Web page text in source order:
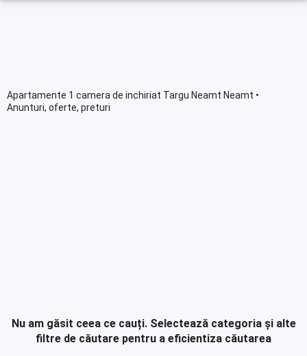
Apartamente 1 camera de inchiriat Targu Neamt Neamt •
Anunturi, oferte, preturi
Nu am găsit ceea ce cauți. Selectează categoria și alte
filtre de căutare pentru a eficientiza căutarea